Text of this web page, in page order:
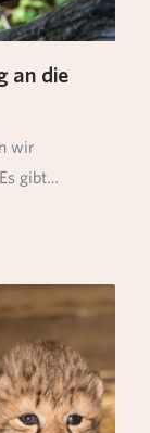
an die
wir
gibt